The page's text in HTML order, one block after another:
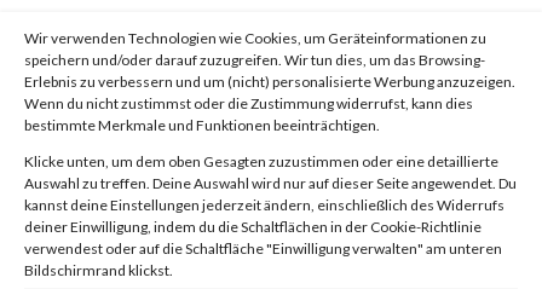
Wir verwenden Technologien wie Cookies, um Geräteinformationen zu
speichern und/oder darauf zuzugreifen. Wir tun dies, um das Browsing-
Erlebnis zu verbessern und um (nicht) personalisierte Werbung anzuzeigen.
Wenn du nicht zustimmst oder die Zustimmung widerrufst, kann dies
bestimmte Merkmale und Funktionen beeinträchtigen.
Klicke unten, um dem oben Gesagten zuzustimmen oder eine detaillierte
Auswahl zu treffen. Deine Auswahl wird nur auf dieser Seite angewendet. Du
kannst deine Einstellungen jederzeit ändern, einschließlich des Widerrufs
deiner Einwilligung, indem du die Schaltflächen in der Cookie-Richtlinie
verwendest oder auf die Schaltfläche "Einwilligung verwalten" am unteren
Bildschirmrand klickst.
Facebook 0
What is WooCommerce
Payments?